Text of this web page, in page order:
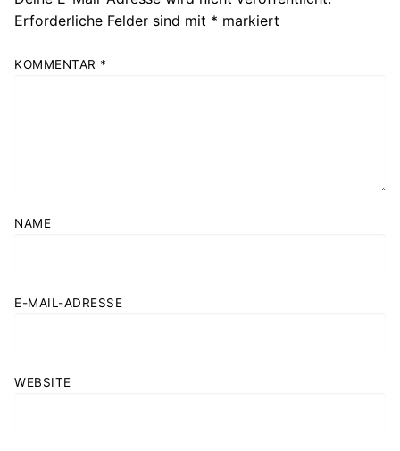
Erforderliche Felder sind mit * markiert
KOMMENTAR *
NAME
E-MAIL-ADRESSE
WEBSITE